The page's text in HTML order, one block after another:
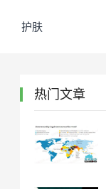
护肤
热门文章